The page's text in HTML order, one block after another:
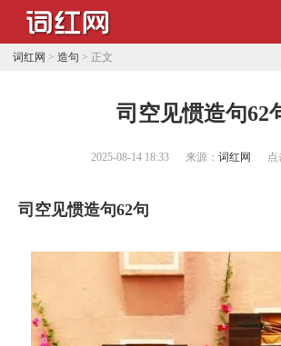
词红网 > 造句 > 正文
司空见惯造句62
2025-08-14 18:33 来源： 词红网 点
司空见惯造句62句